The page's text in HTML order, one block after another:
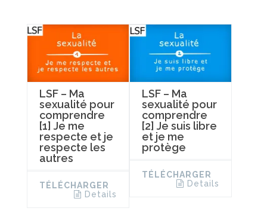
LSF – Ma
sexualité pour
comprendre
[1] Je me
respecte et je
respecte les
autres
TÉLÉCHARGER
Details
LSF – Ma
sexualité pour
comprendre
[2] Je suis libre
et je me
protège
TÉLÉCHARGER
Details